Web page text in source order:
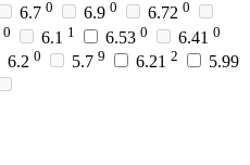
6.7 0 6.9 0 6.72 0
0 6.1 1 6.53 0 6.41 0
6.2 0 5.7 9 6.21 2 5.99